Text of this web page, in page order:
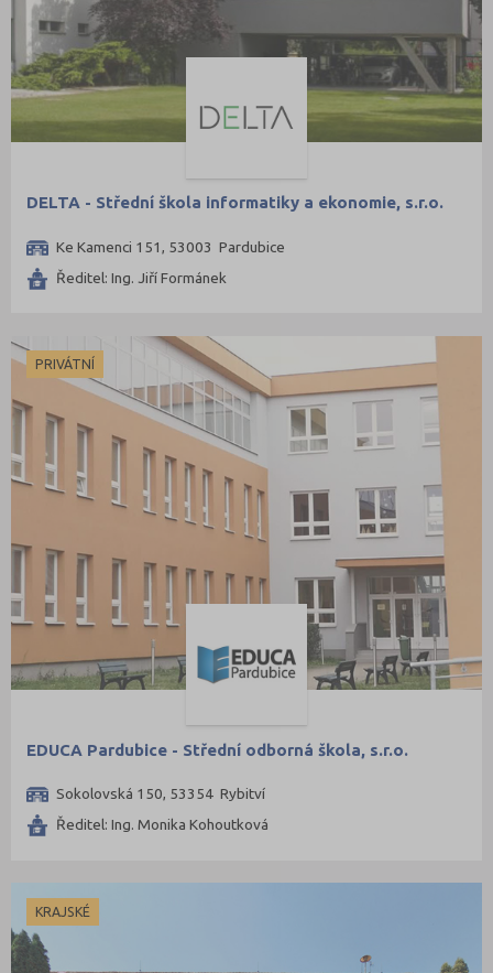
Šumperk (16)
Tábor (15)
Tachov (6)
Ústí nad Labem (11)
Ústí nad Orlicí (22)
Vyškov (6)
Zlín (22)
Znojmo (11)
Žďár nad Sázavou (18)
Pardubický kraj
DELTA - Střední škola informatiky a ekonomie, s.r.o.
Ke Kamenci 151, 53003 Pardubice
Ředitel: Ing. Jiří Formánek
PRIVÁTNÍ
EDUCA Pardubice - Střední odborná škola, s.r.o.
Sokolovská 150, 53354 Rybitví
Ředitel: Ing. Monika Kohoutková
KRAJSKÉ